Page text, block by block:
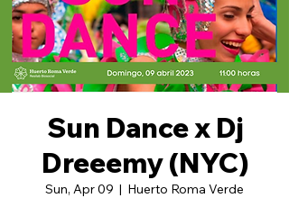
Sun Dance x Dj
Dreeemy (NYC)
Sun, Apr 09
  |
Huerto Roma Verde